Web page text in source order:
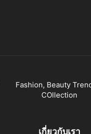
เกี่ยวกับเรา